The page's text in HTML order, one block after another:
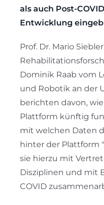
als auch Post-
Entwicklung
Prof. Dr. Mario
Dominik Raab vom
und Robotik an der
berichten davon,
Plattform künftig
mit welchen Daten
hinter der Plattform
sie hierzu mit
Disziplinen und mit
COVID